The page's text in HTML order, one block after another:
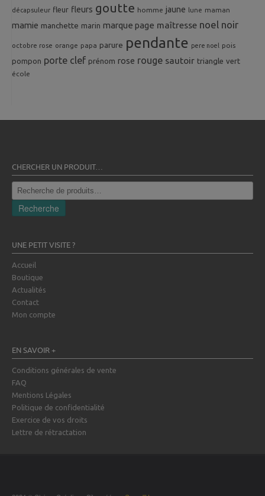
décapsuleur fleur fleurs goutte homme jaune lune maman
mamie manchette marin marque page maîtresse noel noir
octobre rose orange papa parure pendante pere noel pois
pompon porte clef prénom rose rouge sautoir triangle vert
école
CHERCHER UN PRODUIT…
Recherche
pour :
Recherche
UNE PETIT VISITE ?
Accueil
Boutique
Actualités
Contact
Mon compte
EN SAVOIR +
Conditions générales de vente
FAQ
Mentions Légales
Politique de confidentialité
Exercice de vos droits
Lettre de rétractation